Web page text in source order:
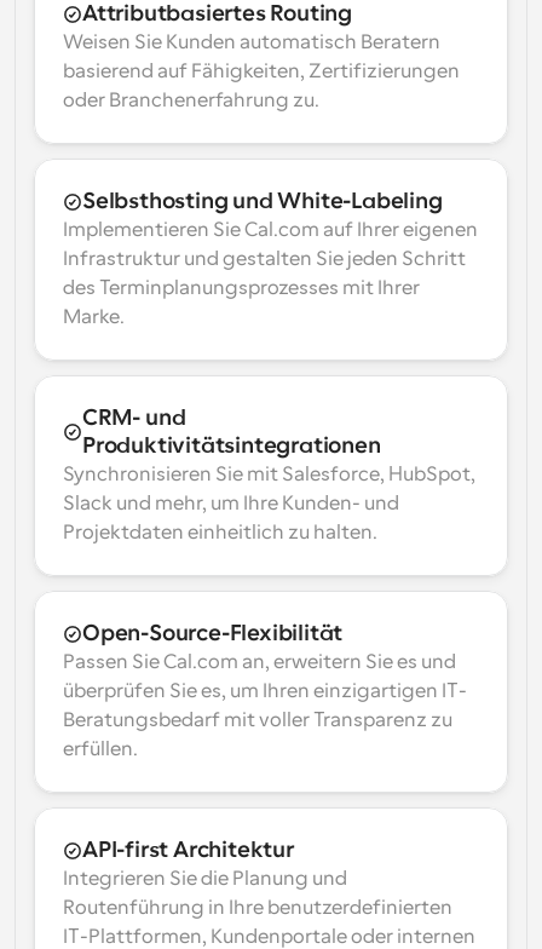
Attributbasiertes Routing
Weisen Sie Kunden automatisch Beratern
basierend auf Fähigkeiten, Zertifizierungen
oder Branchenerfahrung zu.
Selbsthosting und White-Labeling
Implementieren Sie Cal.com auf Ihrer eigenen
Infrastruktur und gestalten Sie jeden Schritt
des Terminplanungsprozesses mit Ihrer
Marke.
CRM- und
Produktivitätsintegrationen
Synchronisieren Sie mit Salesforce, HubSpot,
Slack und mehr, um Ihre Kunden- und
Projektdaten einheitlich zu halten.
Open-Source-Flexibilität
Passen Sie Cal.com an, erweitern Sie es und
überprüfen Sie es, um Ihren einzigartigen IT-
Beratungsbedarf mit voller Transparenz zu
erfüllen.
API-first Architektur
Integrieren Sie die Planung und
Routenführung in Ihre benutzerdefinierten
IT-Plattformen, Kundenportale oder internen